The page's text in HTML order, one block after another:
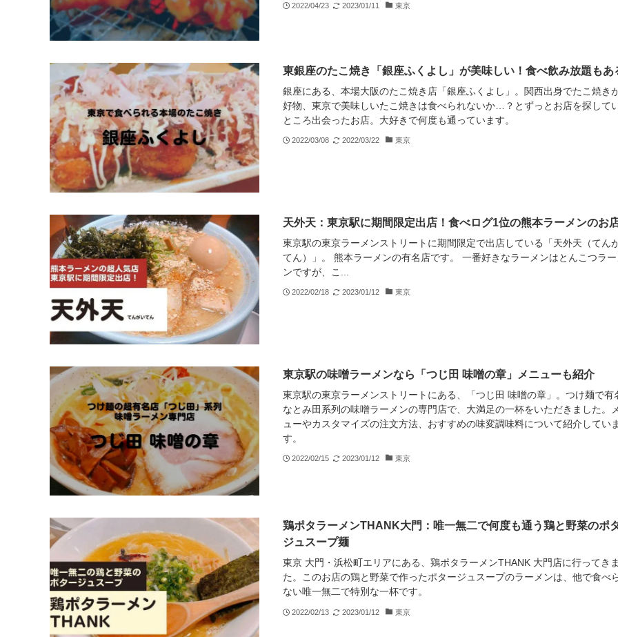
2022/04/23 2023/01/11 東京
東銀座のたこ焼き「銀座ふくよし」が美味しい！食べ飲み放題もあ
銀座にある、本場大阪のたこ焼き店「銀座ふくよし」。関西出身でたこ焼き
好物、東京で美味しいたこ焼きは食べられないか…？とずっとお店を探して
ところ出会ったお店。大好きで何度も通っています。
2022/03/08 2022/03/22 東京
天外天：東京駅に期間限定出店！食べログ1位の熊本ラーメンのお
東京駅の東京ラーメンストリートに期間限定で出店している「天外天（てん
てん）」。 熊本ラーメンの有名店です。 一番好きなラーメンはとんこつラー
ンですが、こ...
2022/02/18 2023/01/12 東京
東京駅の味噌ラーメンなら「つじ田 味噌の章」メニューも紹介
東京駅の東京ラーメンストリートにある、「つじ田 味噌の章」。つけ麺で有
なとみ田系列の味噌ラーメンの専門店で、大満足の一杯をいただきました。
ューやカスタマイズの注文方法、おすすめの味変調味料について紹介していま
す。
2022/02/15 2023/01/12 東京
鶏ポタラーメンTHANK大門：唯一無二で何度も通う鶏と野菜のポ
ジュスープ麺
東京 大門・浜松町エリアにある、鶏ポタラーメンTHANK 大門店に行ってき
た。このお店の鶏と野菜で作ったポタージュスープのラーメンは、他で食べ
ない唯一無二で特別な一杯です。
2022/02/13 2023/01/12 東京